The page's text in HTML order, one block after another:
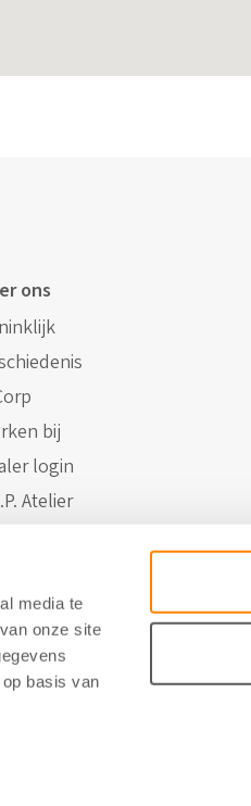
media te
onze site
basis van
ons
bij
login
Atelier